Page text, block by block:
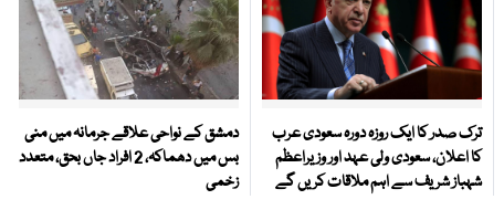
ترک صدر کا ایک روزہ دورہ سعودی عرب
کا اعلان، سعودی ولی عہد اور وزیراعظم
شہباز شریف سے اہم ملاقات کریں گے
دمشق کے نواحی علاقے جرمانہ میں منی
بس میں دھماکہ، 2 افراد جاں بحق، متعدد
زخمی